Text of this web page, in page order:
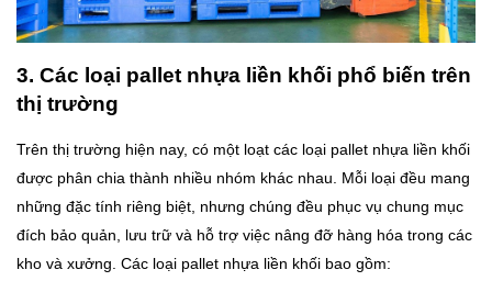
3. Các loại pallet nhựa liền khối phổ biến trên
thị trường
Trên thị trường hiện nay, có một loạt các loại pallet nhựa liền khối
được phân chia thành nhiều nhóm khác nhau. Mỗi loại đều mang
những đặc tính riêng biệt, nhưng chúng đều phục vụ chung mục
đích bảo quản, lưu trữ và hỗ trợ việc nâng đỡ hàng hóa trong các
kho và xưởng. Các loại pallet nhựa liền khối bao gồm: